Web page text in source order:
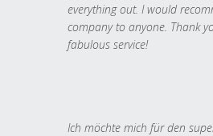
everything out. I would
company to anyone. Thank
fabulous service!
Ich möchte mich für den